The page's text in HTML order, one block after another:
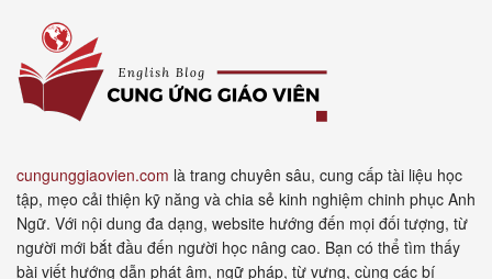
cungunggiaovien.com là trang chuyên sâu, cung cấp tài liệu học
tập, mẹo cải thiện kỹ năng và chia sẻ kinh nghiệm chinh phục Anh
Ngữ. Với nội dung đa dạng, website hướng đến mọi đối tượng, từ
người mới bắt đầu đến người học nâng cao. Bạn có thể tìm thấy
bài viết hướng dẫn phát âm, ngữ pháp, từ vựng, cùng các bí